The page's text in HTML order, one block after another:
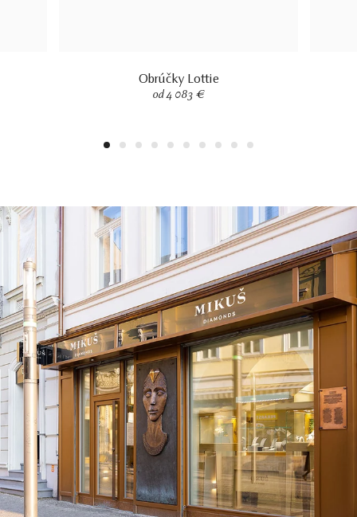
Obrúčky Lottie
od 4 083 €
1 2 3 4 5 6 7 8 9 10